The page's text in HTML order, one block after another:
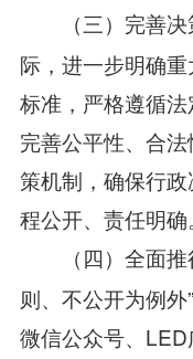
（三）完善
际，进一步明确
标准，严格遵循
完善公平性、合
策机制，确保行
程公开、责任明确。
（四）全面
则、不公开为例外
微信公众号、